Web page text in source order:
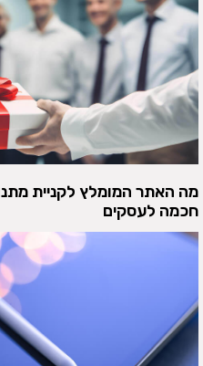
מה האתר המומלץ לקניית
חכמה לעסקים